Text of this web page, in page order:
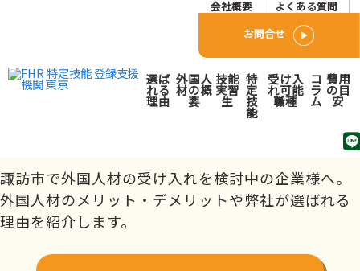
会社概要
よくある質問
お問合せ
選ば
れる
理由
外国人
材の概
要
技能
実習
生
特
定
技
能
受け入
れ可能
職種
コ
ラ
ム
費用
の目
安
諏訪市で外国人人材派遣･
紹介会社をお探しの方へ
長野県
諏訪市で外国人材の受け入れを検討中の企業様へ。
外国人材のメリット・デメリットや弊社が選ばれる
理由を紹介します。